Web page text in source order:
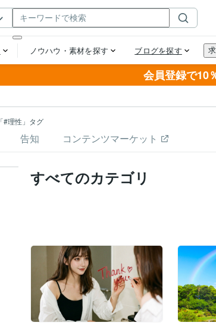
会員登録で10
「#理性」タグ
告知 コンテンツマーケット
すべてのカテゴリ